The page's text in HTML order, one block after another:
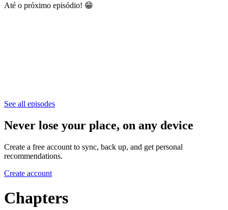
Até o próximo episódio! 😁
See all episodes
Never lose your place, on any device
Create a free account to sync, back up, and get personal
recommendations.
Create account
Chapters